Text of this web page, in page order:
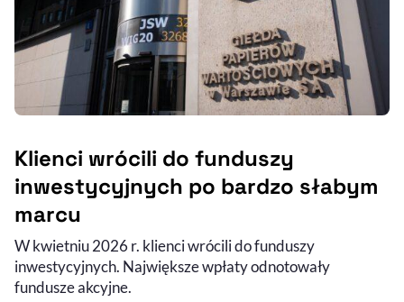
Klienci wrócili do funduszy
inwestycyjnych po bardzo słabym
marcu
W kwietniu 2026 r. klienci wrócili do funduszy
inwestycyjnych. Największe wpłaty odnotowały
fundusze akcyjne.